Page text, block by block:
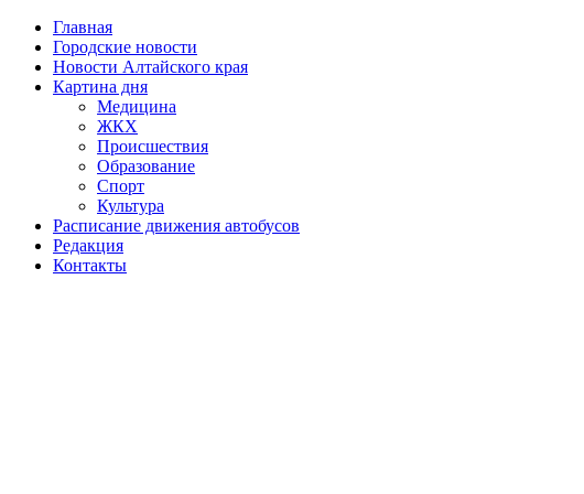
Главная
Городские новости
Новости Алтайского края
Картина дня
Медицина
ЖКХ
Происшествия
Образование
Спорт
Культура
Расписание движения автобусов
Редакция
Контакты